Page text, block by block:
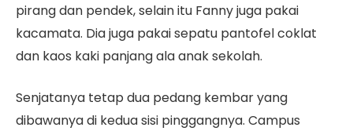
pirang dan pendek, selain itu Fanny juga pakai
kacamata. Dia juga pakai sepatu pantofel coklat
dan kaos kaki panjang ala anak sekolah.
Senjatanya tetap dua pedang kembar yang
dibawanya di kedua sisi pinggangnya. Campus